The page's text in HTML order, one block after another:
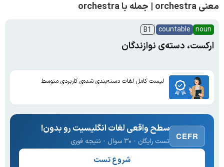
معنی orchestra | جمله با orchestra
noun
countable
B1
ارکست، دسته‌ی نوازندگان
لیست کامل لغات دسته‌بندی شده‌ی کاربردی متوسط
CEFR
سطح واقعی لغات انگلیسیت رو بدون!
تست رایگان · ۳۰ سوال · نتیجه فوری
شروع تست